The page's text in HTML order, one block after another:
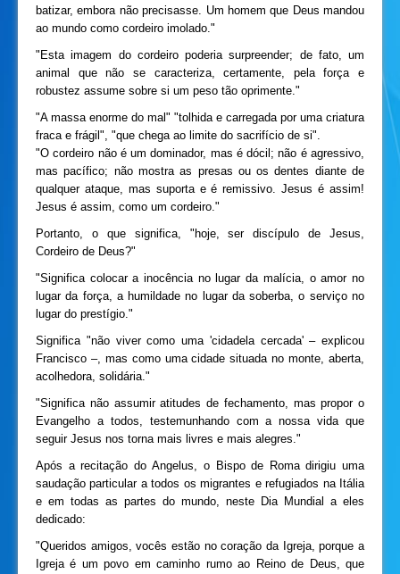
batizar, embora não precisasse. Um homem que Deus mandou
ao mundo como cordeiro imolado."
"Esta imagem do cordeiro poderia surpreender; de fato, um
animal que não se caracteriza, certamente, pela força e
robustez assume sobre si um peso tão oprimente."
"A massa enorme do mal" "tolhida e carregada por uma criatura
fraca e frágil", "que chega ao limite do sacrifício de si".
"O cordeiro não é um dominador, mas é dócil; não é agressivo,
mas pacífico; não mostra as presas ou os dentes diante de
qualquer ataque, mas suporta e é remissivo. Jesus é assim!
Jesus é assim, como um cordeiro."
Portanto, o que significa, "hoje, ser discípulo de Jesus,
Cordeiro de Deus?"
"Significa colocar a inocência no lugar da malícia, o amor no
lugar da força, a humildade no lugar da soberba, o serviço no
lugar do prestígio."
Significa "não viver como uma 'cidadela cercada' – explicou
Francisco –, mas como uma cidade situada no monte, aberta,
acolhedora, solidária."
"Significa não assumir atitudes de fechamento, mas propor o
Evangelho a todos, testemunhando com a nossa vida que
seguir Jesus nos torna mais livres e mais alegres."
Após a recitação do Angelus, o Bispo de Roma dirigiu uma
saudação particular a todos os migrantes e refugiados na Itália
e em todas as partes do mundo, neste Dia Mundial a eles
dedicado:
"Queridos amigos, vocês estão no coração da Igreja, porque a
Igreja é um povo em caminho rumo ao Reino de Deus, que